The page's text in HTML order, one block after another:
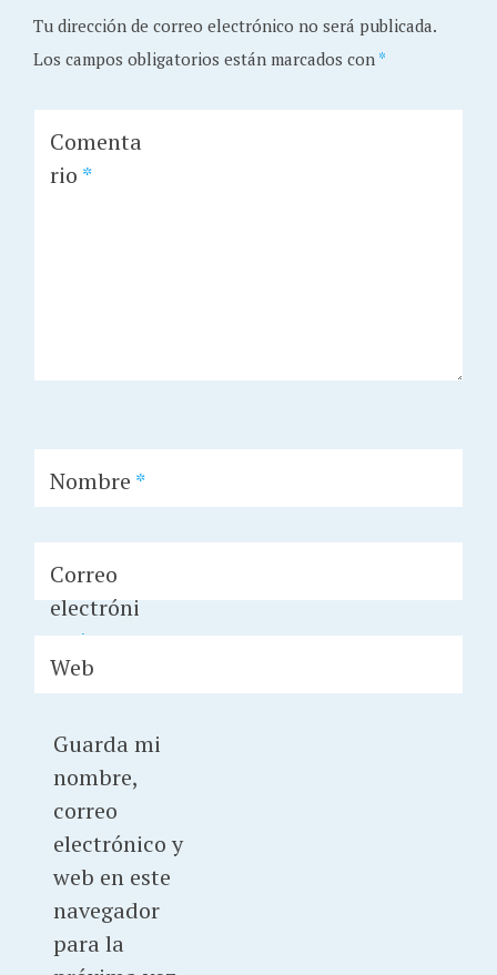
Tu dirección de correo electrónico no será publicada.
Los campos obligatorios están marcados con *
Comenta
rio *
Nombre *
Correo
electróni
co*
Web
Guarda mi
nombre,
correo
electrónico y
web en este
navegador
para la